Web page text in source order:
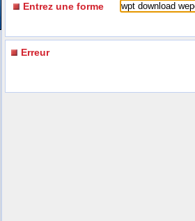
Entrez une forme
Erreur